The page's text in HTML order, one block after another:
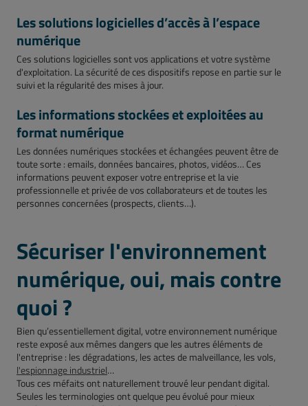
Les solutions logicielles d’accès à l’espace
numérique
Ces solutions logicielles sont vos applications et votre système
d'exploitation. La sécurité de ces dispositifs repose en partie sur le
suivi et la régularité des mises à jour.
Les informations stockées et exploitées au
format numérique
Les données numériques stockées et échangées peuvent être de
toute sorte : emails, données bancaires, photos, vidéos… Ces
informations peuvent exposer votre entreprise et la vie
professionnelle et privée de vos collaborateurs et de toutes les
personnes concernées (prospects, clients…).
Sécuriser l'environnement
numérique, oui, mais contre
quoi ?
Bien qu’essentiellement digital, votre environnement numérique
reste exposé aux mêmes dangers que les autres éléments de
l'entreprise : les dégradations, les actes de malveillance, les vols,
l'espionnage industriel…
Tous ces méfaits ont naturellement trouvé leur pendant digital.
Seules les terminologies ont quelque peu évolué pour mieux